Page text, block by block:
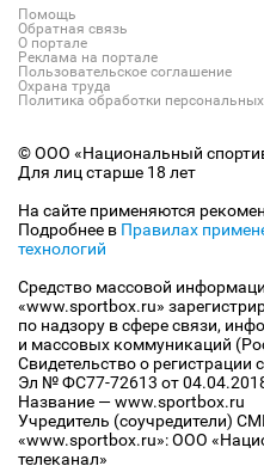
Помощь
Обратная связь
О портале
Реклама на портале
Пользовательское соглашение
Охрана труда
Политика обработки
© ООО «Национальный
Для лиц старше 18 лет
На сайте применяются
Подробнее в Правилах
технологий
Средство массовой
«www.sportbox.ru»
по надзору в сфере связи,
и массовых коммуникаций
Свидетельство о
Эл № ФС77-72613 от
Название — www.sportbox.ru
Учредитель (соучредители)
«www.sportbox.ru»: ООО
телеканал»